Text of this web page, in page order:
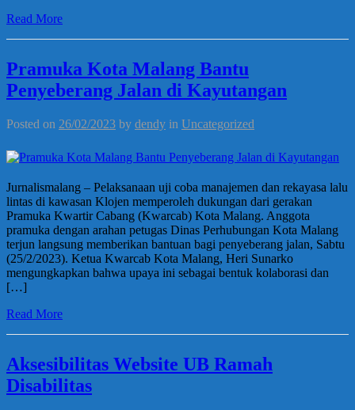
Read More
Pramuka Kota Malang Bantu
Penyeberang Jalan di Kayutangan
Posted on 26/02/2023 by dendy in Uncategorized
Jurnalismalang – Pelaksanaan uji coba manajemen dan rekayasa lalu
lintas di kawasan Klojen memperoleh dukungan dari gerakan
Pramuka Kwartir Cabang (Kwarcab) Kota Malang. Anggota
pramuka dengan arahan petugas Dinas Perhubungan Kota Malang
terjun langsung memberikan bantuan bagi penyeberang jalan, Sabtu
(25/2/2023). Ketua Kwarcab Kota Malang, Heri Sunarko
mengungkapkan bahwa upaya ini sebagai bentuk kolaborasi dan
[…]
Read More
Aksesibilitas Website UB Ramah
Disabilitas